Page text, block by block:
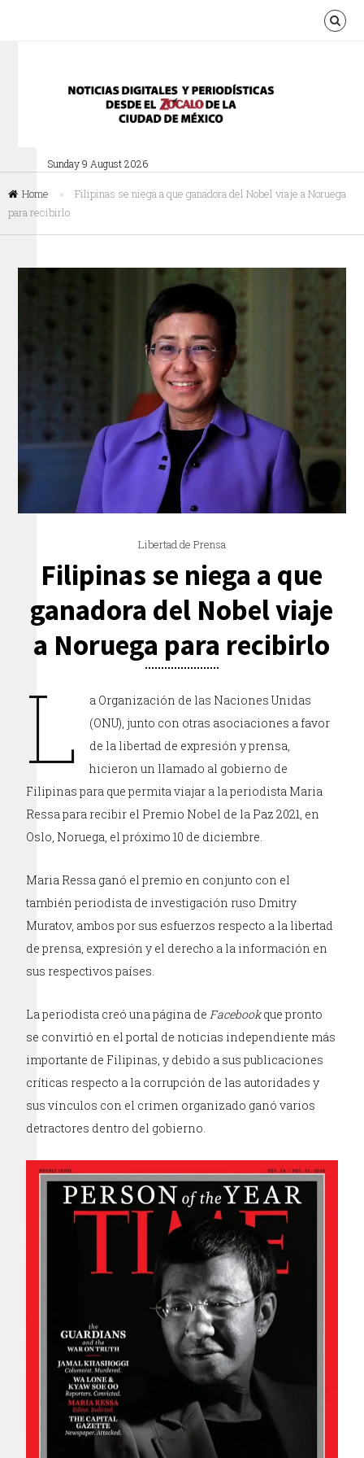
Sunday 9 August 2026
Home »
Filipinas se niega a que ganadora del Nobel viaje a Noruega
para recibirlo
Libertad de Prensa
Filipinas se niega a que
ganadora del Nobel viaje
a Noruega para recibirlo
L
a Organización de las Naciones Unidas
(ONU), junto con otras asociaciones a favor
de la libertad de expresión y prensa,
hicieron un llamado al gobierno de
Filipinas para que permita viajar a la periodista Maria
Ressa para recibir el Premio Nobel de la Paz 2021, en
Oslo, Noruega, el próximo 10 de diciembre.
Maria Ressa ganó el premio en conjunto con el
también periodista de investigación ruso Dmitry
Muratov, ambos por sus esfuerzos respecto a la libertad
de prensa, expresión y el derecho a la información en
sus respectivos países.
La periodista creó una página deFacebookque pronto
se convirtió en el portal de noticias independiente más
importante de Filipinas, y debido a sus publicaciones
críticas respecto a la corrupción de las autoridades y
sus vínculos con el crimen organizado ganó varios
detractores dentro del gobierno.